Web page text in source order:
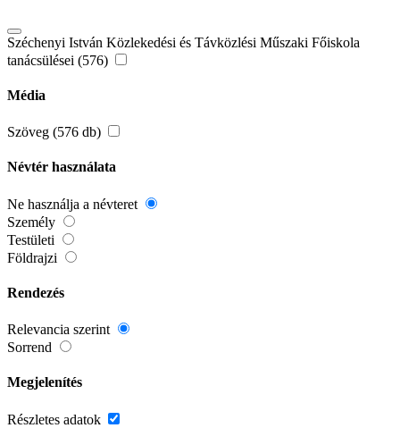
Széchenyi István Közlekedési és Távközlési Műszaki Főiskola
tanácsülései (576)
Média
Szöveg (576 db)
Névtér használata
Ne használja a névteret
Személy
Testületi
Földrajzi
Rendezés
Relevancia szerint
Sorrend
Megjelenítés
Részletes adatok